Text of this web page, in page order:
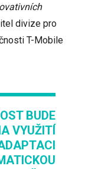
divize pro
T-Mobile
BUDE
VYUŽITÍ